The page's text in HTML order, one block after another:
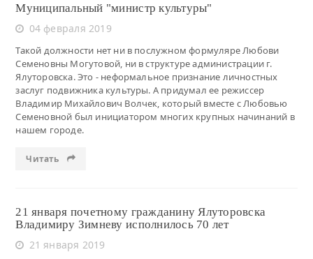
Муниципальный "министр культуры"
04 февраля 2019
Такой должности нет ни в послужном формуляре Любови
Семеновны Могутовой, ни в структуре администрации г.
Ялуторовска. Это - неформальное признание личностных
заслуг подвижника культуры. А придумал ее режиссер
Владимир Михайлович Волчек, который вместе с Любовью
Семеновной был инициатором многих крупных начинаний в
нашем городе.
Читать
21 января почетному гражданину Ялуторовска
Владимиру Зимневу исполнилось 70 лет
21 января 2019